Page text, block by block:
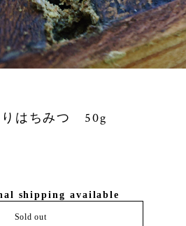
りはちみつ 50g
shipping available
Sold out